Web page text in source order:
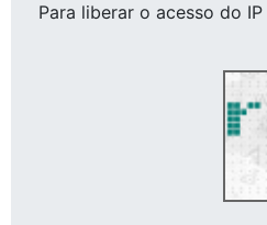
Para liberar o acesso do IP